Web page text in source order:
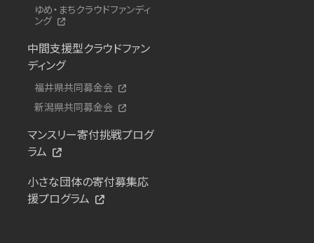
ゆめ・まちクラウドファンディ
ング
中間支援型クラウドファン
ディング
福井県共同募金会
新潟県共同募金会
マンスリー寄付挑戦プログ
ラム
小さな団体の寄付募集応
援プログラム